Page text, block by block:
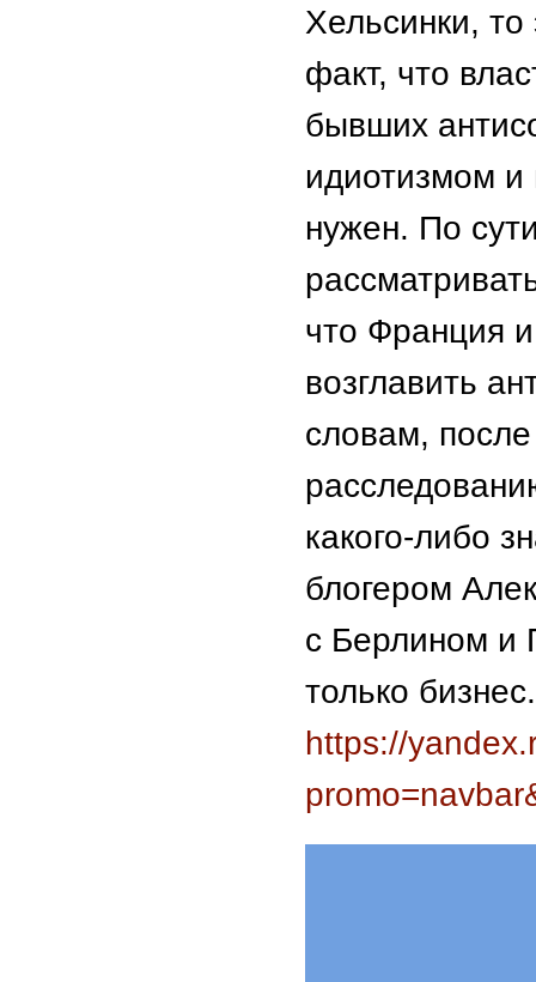
Хельсинки, то
факт, что
бывших
идиотизмом
нужен. По
что Франция
возглавить
словам,
какого-либо
блогером
с Берлином и
только
https://